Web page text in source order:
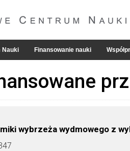
Nauki Finansowanie nauki
wybrzeża wydmowego z